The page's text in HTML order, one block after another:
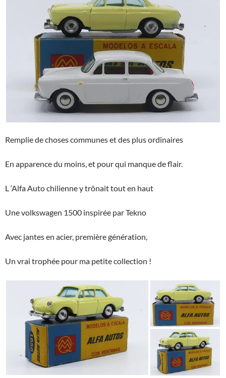
Remplie de choses communes et des plus ordinaires
En apparence du moins, et pour qui manque de flair.
L ‘Alfa Auto chilienne y trônait tout en haut
Une volkswagen 1500 inspirée par Tekno
Avec jantes en acier, première génération,
Un vrai trophée pour ma petite collection !